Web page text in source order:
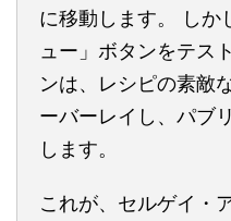
に移動します。 しか
ュー」ボタンをテス
ンは、レシピの素敵
ーバーレイし、パブ
します。
これが、セルゲイ・